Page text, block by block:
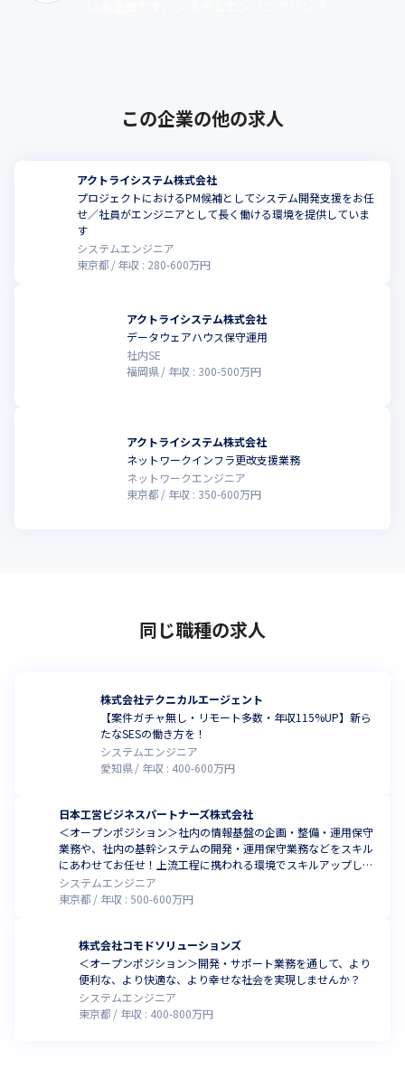
この企業の他の求人
アクトライシステム株式会社
プロジェクトにおけるPM候補としてシステム開発支援をお任
せ／社員がエンジニアとして長く働ける環境を提供していま
す
システムエンジニア
東京都
年収 : 280-600万円
アクトライシステム株式会社
データウェアハウス保守運用
社内SE
福岡県
年収 : 300-500万円
アクトライシステム株式会社
ネットワークインフラ更改支援業務
ネットワークエンジニア
東京都
年収 : 350-600万円
同じ職種の求人
株式会社テクニカルエージェント
【案件ガチャ無し・リモート多数・年収115%UP】新ら
たなSESの働き方を！
システムエンジニア
愛知県
年収 : 400-600万円
日本工営ビジネスパートナーズ株式会社
＜オープンポジション＞社内の情報基盤の企画・整備・運用保守
業務や、社内の基幹システムの開発・運用保守業務などをスキル
にあわせてお任せ！上流工程に携われる環境でスキルアップしま
せんか
システムエンジニア
東京都
年収 : 500-600万円
株式会社コモドソリューションズ
＜オープンポジション＞開発・サポート業務を通して、より
便利な、より快適な、より幸せな社会を実現しませんか？
システムエンジニア
東京都
年収 : 400-800万円